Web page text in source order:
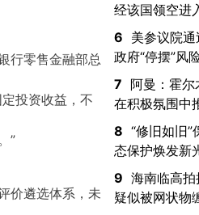
行零售金融部总
投资收益，不
”
价遴选体系，未
经该国领空进
6 美参议院
政府“停摆”风
7 阿曼：霍
在积极氛围中
8 “修旧如旧
态保护焕发新
9 海南临高
疑似被网状物